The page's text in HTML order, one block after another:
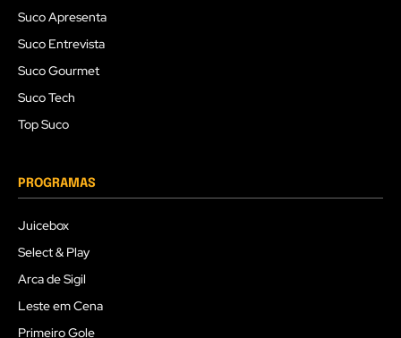
Suco Apresenta
Suco Entrevista
Suco Gourmet
Suco Tech
Top Suco
PROGRAMAS
Juicebox
Select & Play
Arca de Sigil
Leste em Cena
Primeiro Gole